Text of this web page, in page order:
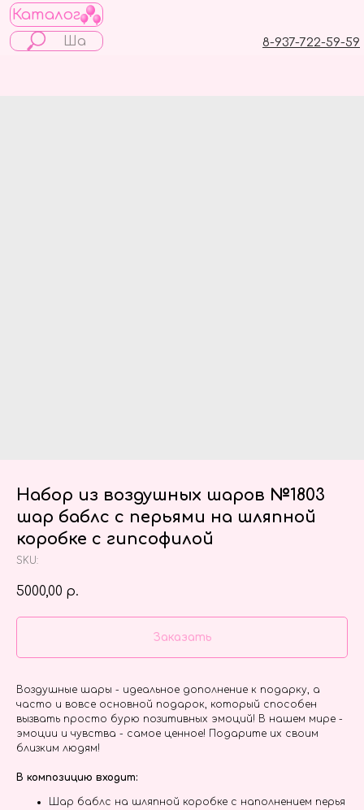
Каталог
8-937-722-59-59
Набор из воздушных шаров №1803
шар баблс с перьями на шляпной
коробке с гипсофилой
SKU:
5000,00 р.
Заказать
Воздушные шары - идеальное дополнение к подарку, а
часто и вовсе основной подарок, который способен
вызвать просто бурю позитивных эмоций! В нашем мире -
эмоции и чувства - самое ценное! Подарите их своим
близким людям!
В композицию входит:
Шар баблс на шляпной коробке с наполнением перья